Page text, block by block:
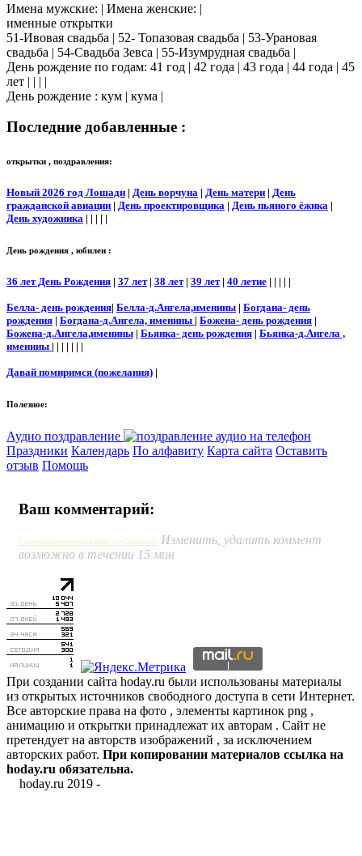
Имена мужские: | Имена женские: |
именные открытки
51-Ивовая свадьба | 52- Топазовая свадьба | 53-Урановая
свадьба | 54-Свадьба Зевса | 55-Изумрудная свадьба |
День рождение по годам: 41 год | 42 года | 43 года | 44 года | 45
лет | | | |
День рождение : кум | кума |
Последние добавленные :
открытки , поздравления:
Новый 2026 год Лошади | День ворчуна | День матери | День
гражданской авиации | День проектировщика | День пьяного ёжика |
День художника | | | | |
День рождения , юбилеи :
36 лет День Рождения | 37 лет| 38 лет| 39 лет| 40 летие | | | | |
Белла- день рождения| Белла-д.Ангела,именины | Богдана- день
рождения | Богдана-д.Ангела, именины | Божена- день рождения |
Божена-д.Ангела,именины | Бьянка- день рождения | Бьянка-д.Ангела ,
именины | | | | | | |
Давай помиримся (пожелания) |
Полезное:
Аудио поздравление
Праздники Календарь По алфавиту Карта сайта Оставить
отзыв Помощь
Ваш комментарий:
Система комментирования SigComments Изменить, удалить коммент
возможно в течении 15 мин
При создании сайта hoday.ru были использованы материалы
из открытых источников свободного доступа в сети Интернет.
Все авторские права на фото , элементы картинок png ,
анимацию и открытки принадлежат их авторам . Сайт не
претендует на авторств изображений , за исключением
авторских работ. При копировании материалов ссылка на
hoday.ru обязательна.
hoday.ru 2019 -